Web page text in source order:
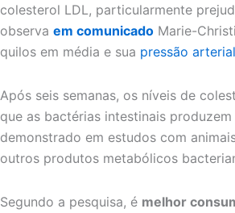
colesterol LDL, particularmente
observa em comunicado Marie-
quilos em média e sua pressão arterial
Após seis semanas, os níveis de
que as bactérias intestinais
demonstrado em estudos com
outros produtos metabólicos
Segundo a pesquisa, é melhor